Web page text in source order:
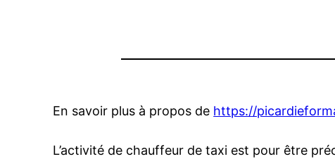
En savoir plus à propos de https://
L’activité de chauffeur de taxi est pour être